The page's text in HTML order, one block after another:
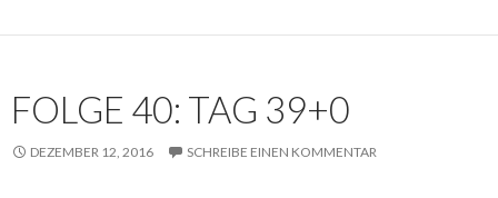
FOLGE 40: TAG 39+0
DEZEMBER 12, 2016 SCHREIBE EINEN KOMMENTAR